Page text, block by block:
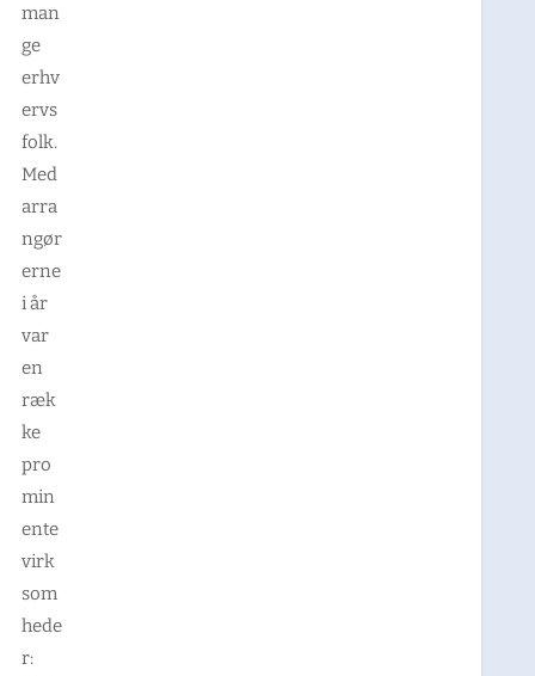
man
ge
erhv
ervs
folk.
Med
arra
ngør
erne
i år
var
en
ræk
ke
pro
min
ente
virk
som
hede
r: